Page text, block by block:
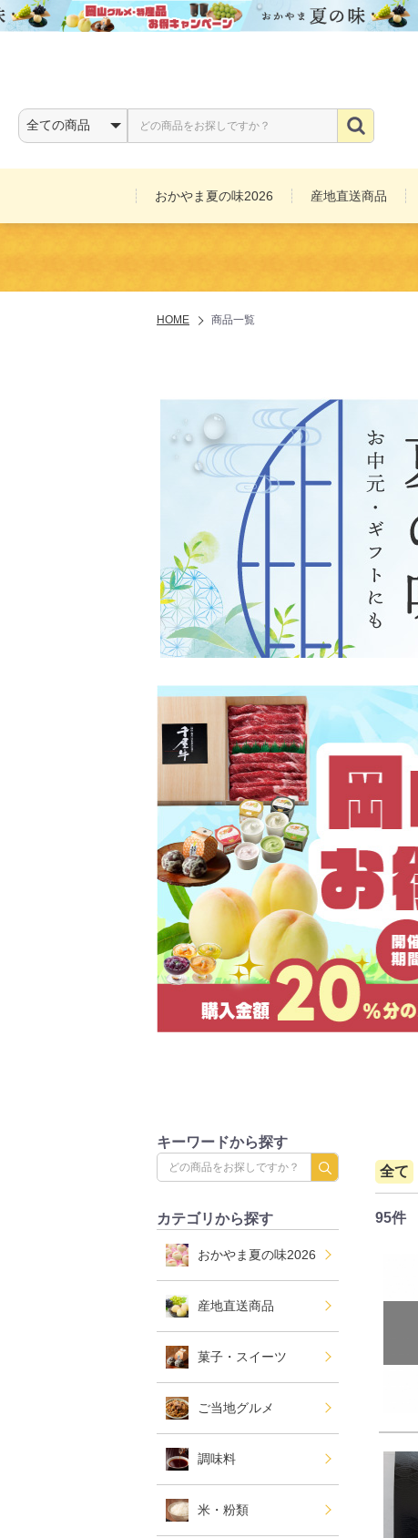
おかやま夏の味2026 産地直送商品
HOME 商品一覧
キーワードから探す
カテゴリから探す
おかやま夏の味2026
産地直送商品
菓子・スイーツ
ご当地グルメ
調味料
米・粉類
全て
95件